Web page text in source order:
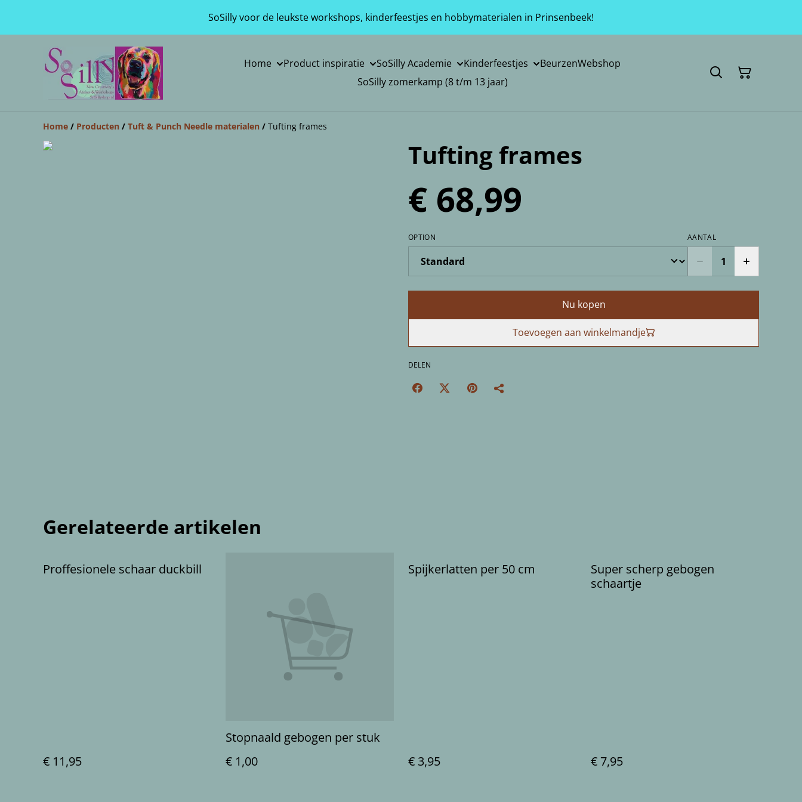
SoSilly voor de leukste workshops, kinderfeestjes en hobbymaterialen in Prinsenbeek!
Home Product inspiratie SoSilly Academie Kinderfeestjes BeurzenWebshop
SoSilly zomerkamp (8 t/m 13 jaar)
Home / Producten / Tuft & Punch Needle materialen / Tufting frames
Tufting frames
€ 68,99
OPTION AANTAL
Nu kopen
Toevoegen aan winkelmandje
DELEN
Gerelateerde artikelen
Proffesionele schaar duckbill
€ 11,95
Stopnaald gebogen per stuk
€ 1,00
Spijkerlatten per 50 cm
€ 3,95
Super scherp gebogen
schaartje
€ 7,95